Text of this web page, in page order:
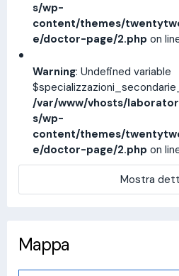
s/wp-
content/themes/
e/doctor-page/2.php on
Warning: Undefined variable
/var/www/vhosts/
s/wp-
content/themes/
e/doctor-page/2.php on
Mostra
Mappa